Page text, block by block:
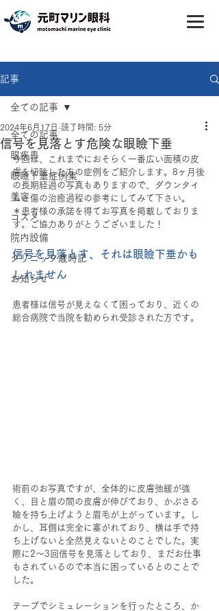
記事
全ての記事
眼疾患
眼瞼下垂症例集
美容
コスメ
院内設備
クリニック歳時記
お知らせ
全ての記事
信号を見落とす危険な眼瞼下垂
2024年6月17日 読了時間: 5分
今回は、これまでにおそらく一番広い面積の皮
膚を切除した方の症例をご紹介します。8ヶ月後
の長期経過の写真もありますので、ダウンタイ
ムと傷の治癒過程の参考にしてみて下さい。
＊患者様の承諾を得てお写真を掲載しておりま
す。ご協力ありがとうございました！
信号を見落とす、それは眼瞼下垂かも
しれません
患者様は信号が見えなくて困っており、近くの
総合病院で当院を勧められ受診された方です。
術前のお写真ですが、全体的に皮膚弛緩が強
く、目と眉の間の皮膚が伸びており、かぶさる
瞼を持ち上げようと眉毛が上がっています。し
かし、耳側は完全に塞がれており、横は手で持
ち上げないと全然見えないとのことでした。実
際に2～3回信号を見落としており、まだお仕事
もされているので本当に困っているとのことで
した。
テープでシミュレーションを行ったところ、か